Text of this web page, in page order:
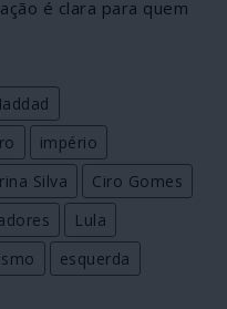
é clara para quem
império
Silva
Ciro Gomes
Lula
esquerda